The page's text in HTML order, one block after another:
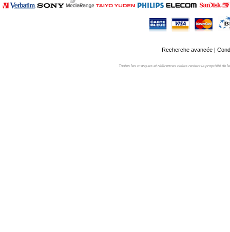
Recherche avancée|
Toutes les marques et références citées restent la propriété de